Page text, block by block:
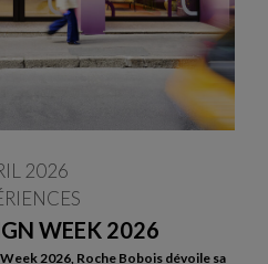
WEEK 2026
2026
2026, Roche Bobois dévoile sa